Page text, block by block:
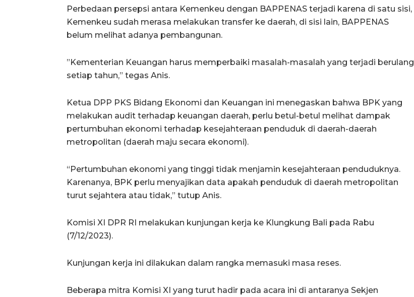
Perbedaan persepsi antara Kemenkeu dengan BAPPENAS terjadi karena di satu sisi,
Kemenkeu sudah merasa melakukan transfer ke daerah, di sisi lain, BAPPENAS
belum melihat adanya pembangunan.
”Kementerian Keuangan harus memperbaiki masalah-masalah yang terjadi berulang
setiap tahun,” tegas Anis.
Ketua DPP PKS Bidang Ekonomi dan Keuangan ini menegaskan bahwa BPK yang
melakukan audit terhadap keuangan daerah, perlu betul-betul melihat dampak
pertumbuhan ekonomi terhadap kesejahteraan penduduk di daerah-daerah
metropolitan (daerah maju secara ekonomi).
“Pertumbuhan ekonomi yang tinggi tidak menjamin kesejahteraan penduduknya.
Karenanya, BPK perlu menyajikan data apakah penduduk di daerah metropolitan
turut sejahtera atau tidak,” tutup Anis.
Komisi XI DPR RI melakukan kunjungan kerja ke Klungkung Bali pada Rabu
(7/12/2023).
Kunjungan kerja ini dilakukan dalam rangka memasuki masa reses.
Beberapa mitra Komisi XI yang turut hadir pada acara ini di antaranya Sekjen